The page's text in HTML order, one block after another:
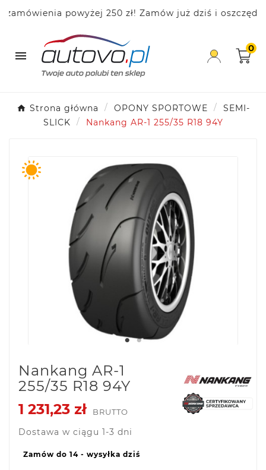
powyżej 250 zł! Zamów już dziś i oszczędzaj!

0
Strona główna OPONY SPORTOWE
SEMI-
SLICK
Nankang AR-1 255/35 R18 94Y
Nankang AR-1
255/35 R18 94Y
1 231,23 zł
BRUTTO
Dostawa w ciągu 1-3 dni
Zamów do 14 - wysyłka dziś